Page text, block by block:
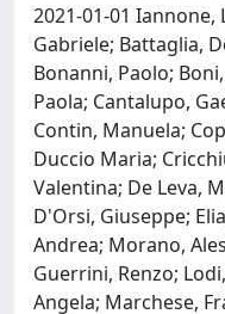
2021-01-01 Iannone,
Gabriele; Battaglia,
Bonanni, Paolo;
Paola; Cantalupo,
Contin, Manuela;
Duccio Maria;
Valentina; De Leva,
D'Orsi, Giuseppe;
Andrea; Morano,
Guerrini, Renzo;
Angela; Marchese,